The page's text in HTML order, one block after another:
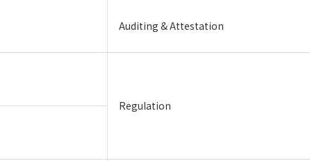
Auditing & Attestation
Regulation